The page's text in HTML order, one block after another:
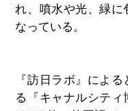
れ、噴水や光、緑に
なっている。
『訪日ラボ』によ
る『キャナルシテ